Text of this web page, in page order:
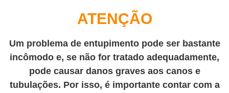
ATENÇÃO
Um problema de entupimento pode ser bastante
incômodo e, se não for tratado adequadamente,
pode causar danos graves aos canos e
tubulações. Por isso, é importante contar com a